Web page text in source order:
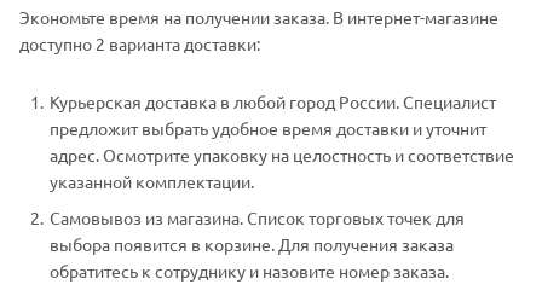
Экономьте время на получении заказа. В интернет-магазине
доступно 2 варианта доставки:
Курьерская доставка в любой город России. Специалист
предложит выбрать удобное время доставки и уточнит
адрес. Осмотрите упаковку на целостность и соответствие
указанной комплектации.
Самовывоз из магазина. Список торговых точек для
выбора появится в корзине. Для получения заказа
обратитесь к сотруднику и назовите номер заказа.